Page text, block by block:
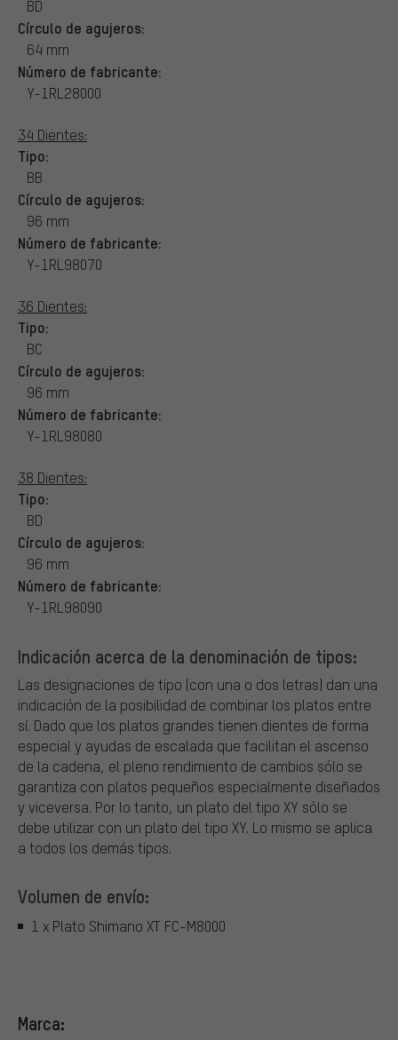
BD
Círculo de agujeros:
64 mm
Número de fabricante:
Y-1RL28000
34 Dientes:
Tipo:
BB
Círculo de agujeros:
96 mm
Número de fabricante:
Y-1RL98070
36 Dientes:
Tipo:
BC
Círculo de agujeros:
96 mm
Número de fabricante:
Y-1RL98080
38 Dientes:
Tipo:
BD
Círculo de agujeros:
96 mm
Número de fabricante:
Y-1RL98090
Indicación acerca de la denominación de tipos:
Las designaciones de tipo (con una o dos letras) dan una
indicación de la posibilidad de combinar los platos entre
sí. Dado que los platos grandes tienen dientes de forma
especial y ayudas de escalada que facilitan el ascenso
de la cadena, el pleno rendimiento de cambios sólo se
garantiza con platos pequeños especialmente diseñados
y viceversa. Por lo tanto, un plato del tipo XY sólo se
debe utilizar con un plato del tipo XY. Lo mismo se aplica
a todos los demás tipos.
Volumen de envío:
1 x Plato Shimano XT FC-M8000
Marca: